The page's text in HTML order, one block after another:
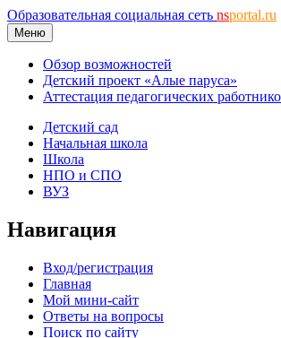
Образовательная социальная сеть nsportal.ru
Меню
Обзор возможностей
Детский проект «Алые паруса»
Аттестация педагогических
Детский сад
Начальная школа
Школа
НПО и СПО
ВУЗ
Навигация
Вход/регистрация
Главная
Мой мини-сайт
Ответы на вопросы
Поиск по сайту